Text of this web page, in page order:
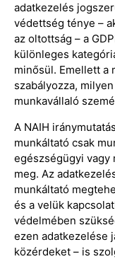
adatkezelés
védettség ténye –
az oltottság – a
különleges
minősül. Emellett a
szabályozza,
munkavállaló
A NAIH
munkáltató csak
egészségügyi vagy
meg. Az
munkáltató
és a velük
védelmében
ezen adatkezelése
közérdeket – is